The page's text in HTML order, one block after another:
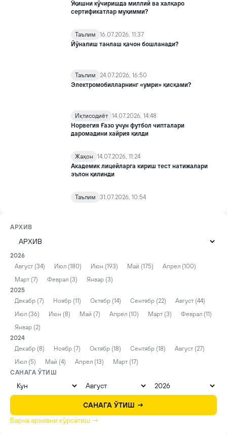
Ўқишни кўчиришда миллий ва халқаро
сертификатлар муҳимми?
Таълим
16.07.2026, 11:37
Йўналиш танлаш қачон бошланади?
Таълим
24.07.2026, 16:50
Электромобилларнинг «умри» қисқами?
Иқтисодиёт 14.07.2026, 14:48
Норвегия Ғазо учун футбол чипталари
даромадини хайрия қилди
Жаҳон
14.07.2026, 11:24
Академик лицейларга кириш тест натижалари
эълон қилинди
Таълим 31.07.2026, 10:54
АРХИВ
2026
Август (34)
Июл (180) Июн (193) Май (175)
Апрел (100)
Март (7)
Феврал (3)
Январ (3)
2025
Декабр (7)
Ноябр (11) Октябр (14) Сентябр (22)
Август (44)
Июл (36)
Июн (8) Май (7) Апрел (10) Март (3)
Феврал (11)
Январ (2)
2024
Декабр (8)
Ноябр (7) Октябр (18) Сентябр (18)
Август (27)
Июл (5)
Май (4) Апрел (13)
Март (17)
САНАГА ЎТИШ
САНАГА ЎТИШ →
Барча архивни кўрсатиш →